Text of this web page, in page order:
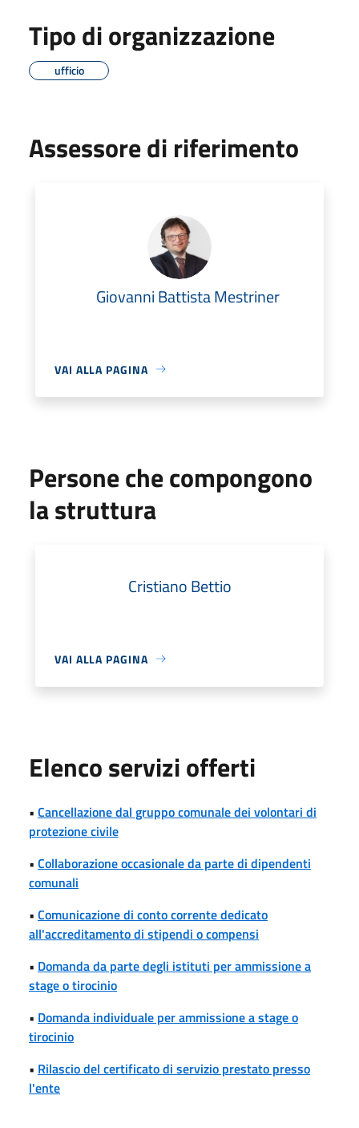
Tipo di organizzazione
ufficio
Assessore di riferimento
Giovanni Battista Mestriner
VAI ALLA PAGINA
Persone che compongono
la struttura
Cristiano Bettio
VAI ALLA PAGINA
Elenco servizi offerti
• Cancellazione dal gruppo comunale dei volontari di
protezione civile
• Collaborazione occasionale da parte di dipendenti
comunali
• Comunicazione di conto corrente dedicato
all'accreditamento di stipendi o compensi
• Domanda da parte degli istituti per ammissione a
stage o tirocinio
• Domanda individuale per ammissione a stage o
tirocinio
• Rilascio del certificato di servizio prestato presso
l'ente